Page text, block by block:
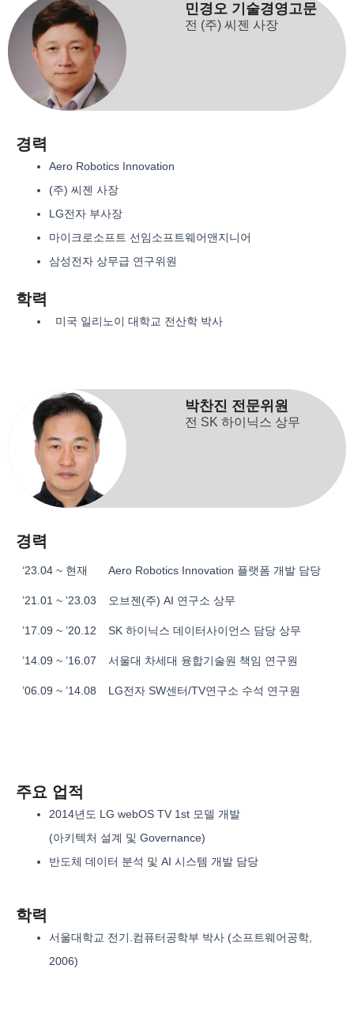
민경오 기술경영고문
전 (주) 씨젠 사장
경력
Aero Robotics Innovation
(주) 씨젠 사장
LG전자 부사장
마이크로소프트 선임소프트웨어앤지니어
삼성전자 상무급 연구위원
학력
미국 일리노이 대학교 전산학 박사
박찬진 전문위원
전 SK 하이닉스 상무
경력
‘23.04 ~ 현재 Aero Robotics Innovation 플랫폼 개발 담당
’21.01 ~ ’23.03 오브젠(주) AI 연구소 상무
’17.09 ~ ’20.12 SK 하이닉스 데이터사이언스 담당 상무
’14.09 ~ ’16.07 서울대 차세대 융합기술원 책임 연구원
’06.09 ~ ’14.08 LG전자 SW센터/TV연구소 수석 연구원
주요 업적
2014년도 LG webOS TV 1st 모델 개발
(아키텍처 설계 및 Governance)
반도체 데이터 분석 및 AI 시스템 개발 담당
학력
서울대학교 전기.컴퓨터공학부 박사 (소프트웨어공학,
2006)